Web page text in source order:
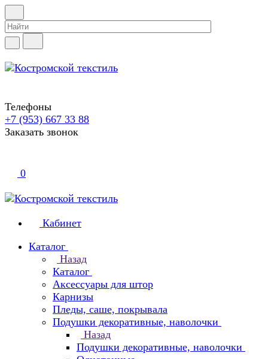
Телефоны
+7 (953) 667 33 88
Заказать звонок
0
Кабинет
Каталог
Назад
Каталог
Аксессуары для штор
Карнизы
Пледы, саше, покрывала
Подушки декоративные, наволочки
Назад
Подушки декоративные, наволочки